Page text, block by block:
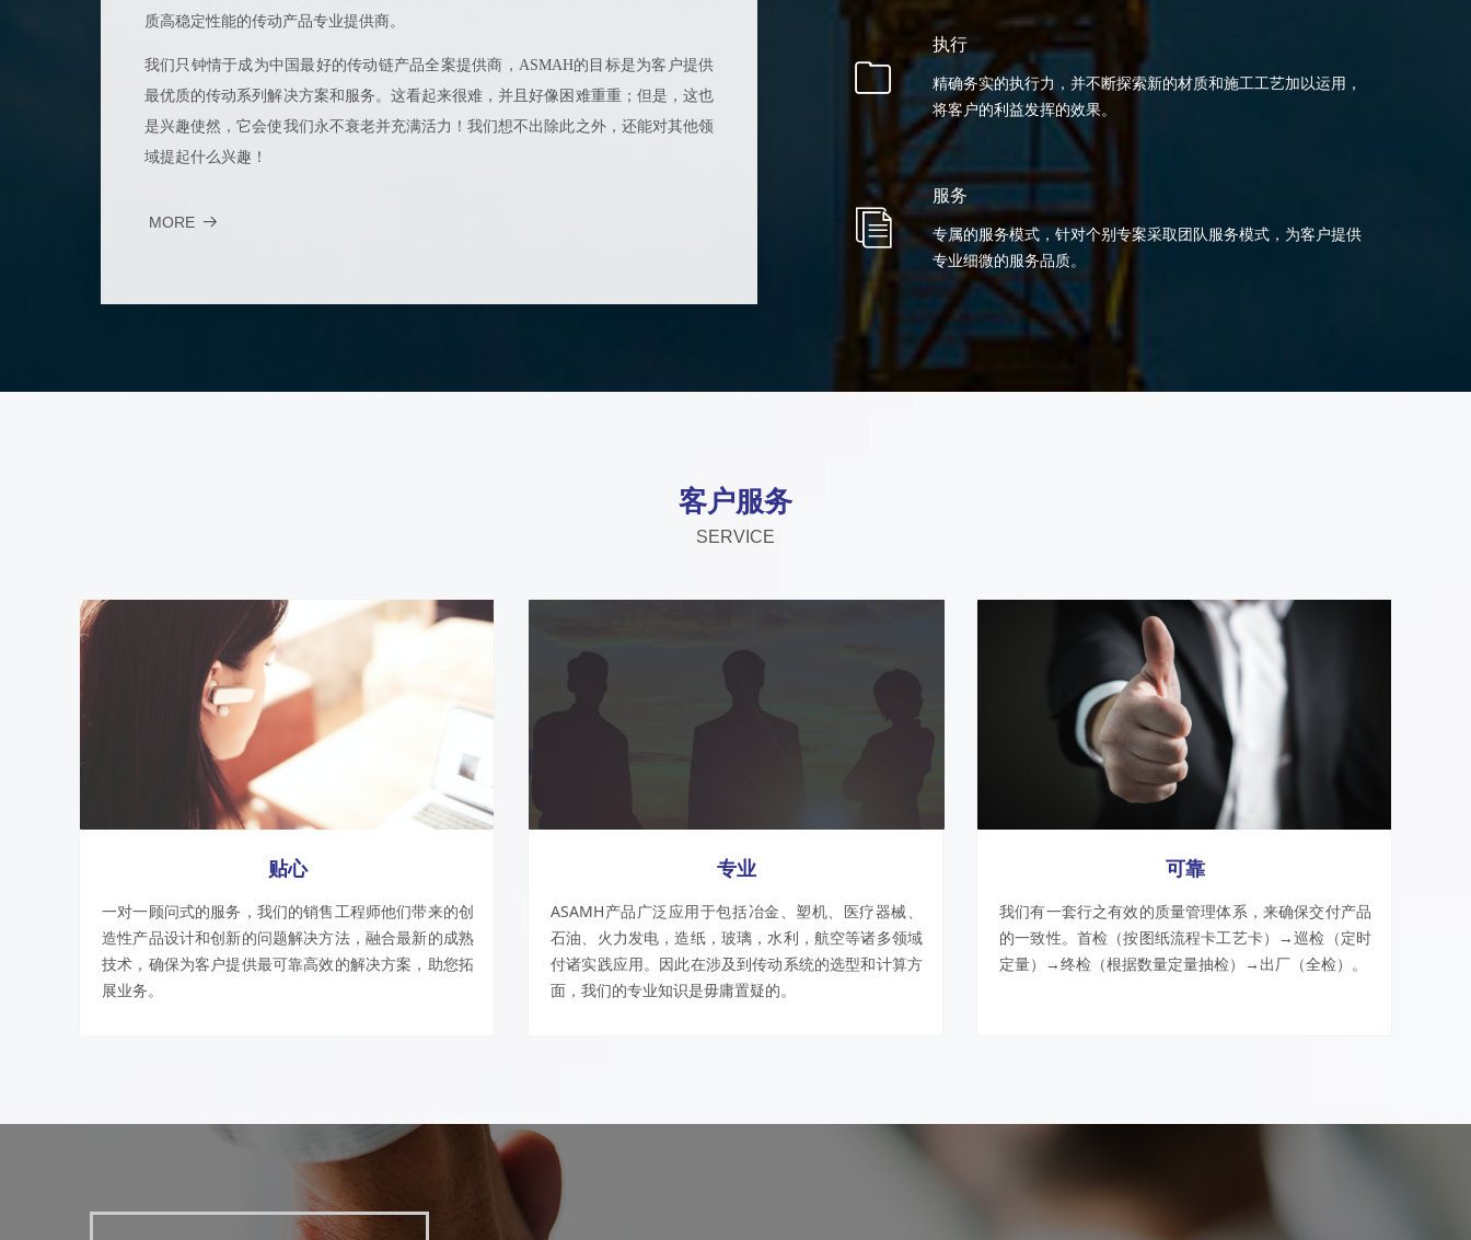
质高稳定性能的传动产品专业提供商。
我们只钟情于成为中国最好的传动链产品全案提供商，ASMAH的目标是为客户提供
最优质的传动系列解决方案和服务。这看起来很难，并且好像困难重重；但是，这也
是兴趣使然，它会使我们永不衰老并充满活力！我们想不出除此之外，还能对其他领
域提起什么兴趣！
MORE 뀠
ꁥ
执行
精确务实的执行力，并不断探索新的材质和施工工艺加以运用，
将客户的利益发挥的效果。
ꀢ
服务
专属的服务模式，针对个别专案采取团队服务模式，为客户提供
专业细微的服务品质。
可靠
我们有一套行之有效的质量管理体系，来确保交付产品
的一致性。首检（按图纸流程卡工艺卡）→巡检（定时
定量）→终检（根据数量定量抽检）→出厂（全检）。
专业
ASAMH产品广泛应用于包括冶金、塑机、医疗器械、
石油、火力发电，造纸，玻璃，水利，航空等诸多领域
付诸实践应用。因此在涉及到传动系统的选型和计算方
面，我们的专业知识是毋庸置疑的。
贴心
一对一顾问式的服务，我们的销售工程师他们带来的创
造性产品设计和创新的问题解决方法，融合最新的成熟
技术，确保为客户提供最可靠高效的解决方案，助您拓
展业务。
客户服务
SERVICE